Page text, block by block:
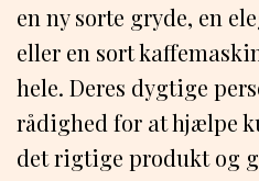
en ny sorte gryde, en
eller en sort
hele. Deres dygtige
rådighed for at hjælpe
det rigtige produkt og